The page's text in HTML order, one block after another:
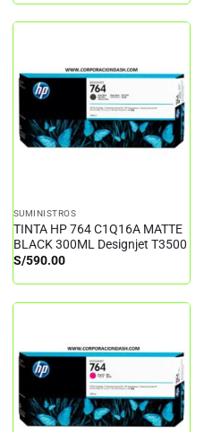
SUMINISTROS
TINTA HP 764 C1Q16A MATTE
BLACK 300ML Designjet T3500
S/590.00